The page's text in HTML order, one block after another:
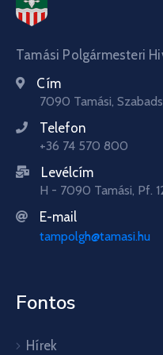
Tamási Polgármesteri
Cím
7090 Tamási,
Telefon
+36 74 570 800
Levélcím
H - 7090 Tamási, Pf.
E-mail
tampolgh@tamasi.hu
Fontos
Hírek